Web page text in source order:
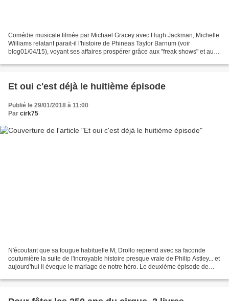
Comédie musicale filmée par Michael Gracey avec Hugh Jackman, Michelle
Williams relatant parait-il l'histoire de Phineas Taylor Barnum (voir
blog01/04/15), voyant ses affaires prospérer grâce aux "freak shows" et au
Et oui c'est déjà le huitième épisode
Publié le 29/01/2018 à 11:00
Par cirk75
N'écoutant que sa fougue habituelle M, Drollo reprend avec sa faconde
coutumière la suite de l'incroyable histoire presque vraie de Philip Astley... et
aujourd'hui il évoque le mariage de notre héro. Le deuxième épisode de